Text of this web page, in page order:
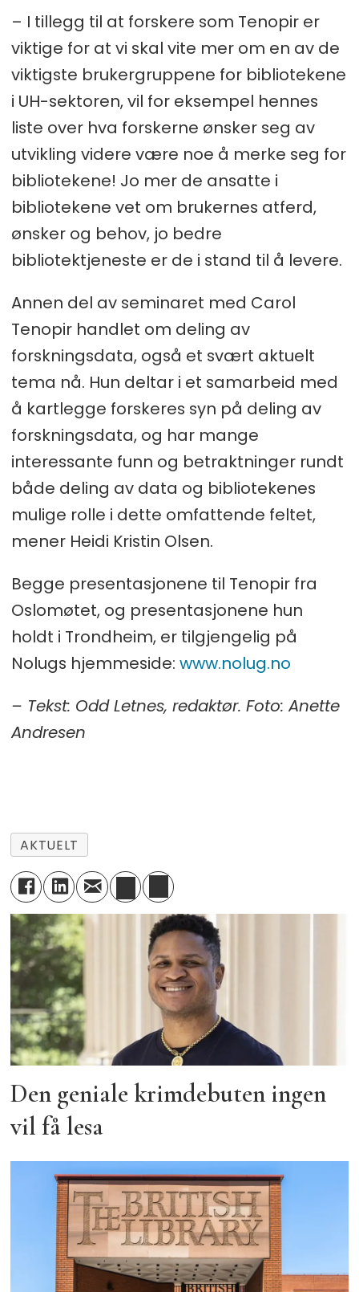
– I tillegg til at forskere som Tenopir er
viktige for at vi skal vite mer om en av de
viktigste brukergruppene for bibliotekene
i UH-sektoren, vil for eksempel hennes
liste over hva forskerne ønsker seg av
utvikling videre være noe å merke seg for
bibliotekene! Jo mer de ansatte i
bibliotekene vet om brukernes atferd,
ønsker og behov, jo bedre
bibliotektjeneste er de i stand til å levere.
Annen del av seminaret med Carol
Tenopir handlet om deling av
forskningsdata, også et svært aktuelt
tema nå. Hun deltar i et samarbeid med
å kartlegge forskeres syn på deling av
forskningsdata, og har mange
interessante funn og betraktninger rundt
både deling av data og bibliotekenes
mulige rolle i dette omfattende feltet,
mener Heidi Kristin Olsen.
Begge presentasjonene til Tenopir fra
Oslomøtet, og presentasjonene hun
holdt i Trondheim, er tilgjengelig på
Nolugs hjemmeside: www.nolug.no
– Tekst: Odd Letnes, redaktør. Foto: Anette
Andresen
AKTUELT
Den geniale krimdebuten ingen
vil få lesa